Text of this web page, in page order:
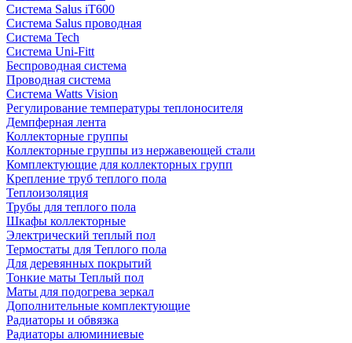
Система Salus iT600
Система Salus проводная
Система Tech
Система Uni-Fitt
Беспроводная система
Проводная система
Система Watts Vision
Регулирование температуры теплоносителя
Демпферная лента
Коллекторные группы
Коллекторные группы из нержавеющей стали
Комплектующие для коллекторных групп
Крепление труб теплого пола
Теплоизоляция
Трубы для теплого пола
Шкафы коллекторные
Электрический теплый пол
Термостаты для Теплого пола
Для деревянных покрытий
Тонкие маты Теплый пол
Маты для подогрева зеркал
Дополнительные комплектующие
Радиаторы и обвязка
Радиаторы алюминиевые